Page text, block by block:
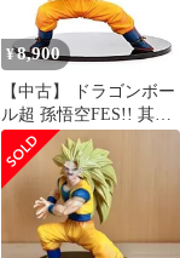
¥8,900
【中古】 ドラゴンボー
ル超 孫悟空FES!! 其之
四 超サイヤ人3孫悟空